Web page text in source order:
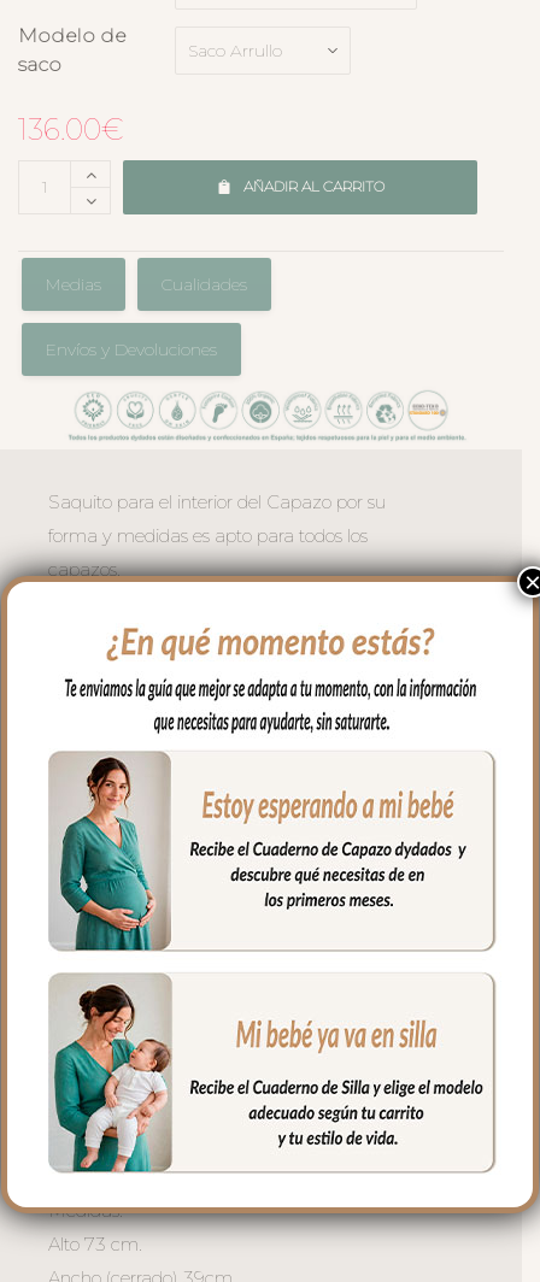
Modelo de
saco
136.00€
AÑADIR AL CARRITO
Medias Cualidades
Envíos y Devoluciones
Saquito para el interior del Capazo por su
forma y medidas es apto para todos los
capazos.
en el moisés, para llevar en brazos…
en la zona de cabecita va abierto, apto
para todo tipo de capazos.
En los laterales va cerrado con botones y
en la parte de abajo con doble cremallera
para mayor seguridad.
El tejido exterior en piqué liso; un piqué de
algodón. Puntilla al tono en todo el borde.
El interior en piqué de algodón con
bordado.
El relleno del saquito es micro fibra hueca
para mayor confort del bebé y muy
buena transpirabilidad.
Puedes lavar a mano o en lavadora,
siempre agua fría, jabones no abrasivos y
secado al natural.
Medidas:
Alto 73 cm.
Ancho (cerrado) 39cm
×